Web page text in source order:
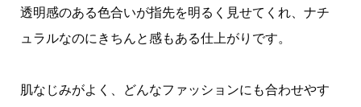
透明感のある色合いが指先を明るく見せてくれ、ナチ
ュラルなのにきちんと感もある仕上がりです。
肌なじみがよく、どんなファッションにも合わせやす